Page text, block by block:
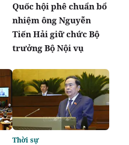
Quốc hội phê chuẩn bổ
nhiệm ông Nguyễn
Tiến Hải giữ chức Bộ
trưởng Bộ Nội vụ
Thời sự